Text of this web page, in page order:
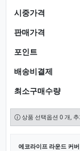
시중가격
판매가격
포인트
배송비결제
최소구매수량
상품 선택옵션 0 개,
선택된 옵션
에코라이프 라운드 커